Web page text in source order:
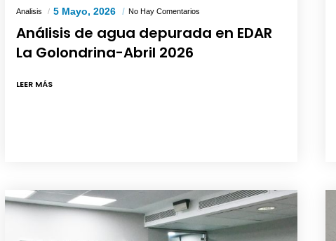
Analisis 5 Mayo, 2026 No Hay Comentarios
Análisis de agua depurada en EDAR
La Golondrina-Abril 2026
LEER MÁS